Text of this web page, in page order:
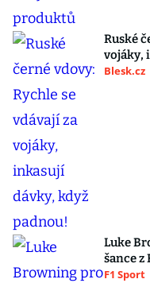
Ruské
vojáky,
Blesk.cz
Luke
šance z
F1 Sport